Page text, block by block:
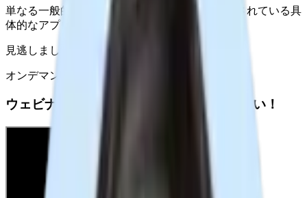
単なる一般的なセッションではなく、日々実践されている具
体的なアプローチを紹介します。
見逃しましたか？
オンデマンドでウェビナーを見る
ウェビナーの録画はこちらからご覧ください！